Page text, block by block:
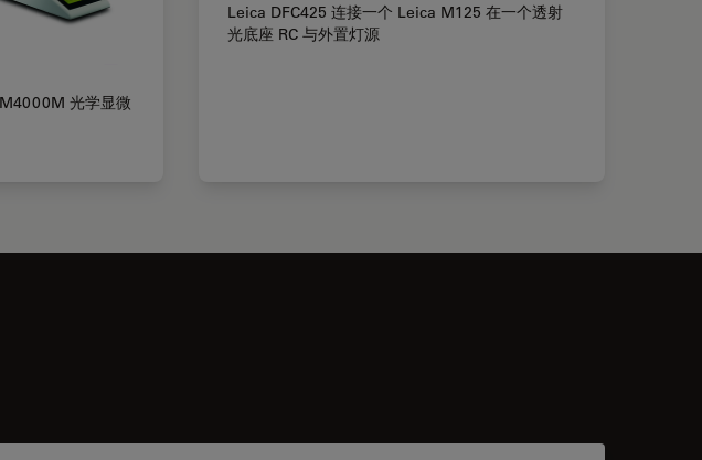
光学显微
Leica DFC425 连接一个 Leica M125 在一个透射
光底座 RC 与外置灯源